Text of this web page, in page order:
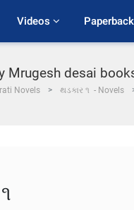
Videos Paperback
Mrugesh desai
Novels થડકાર ૧ - Novels